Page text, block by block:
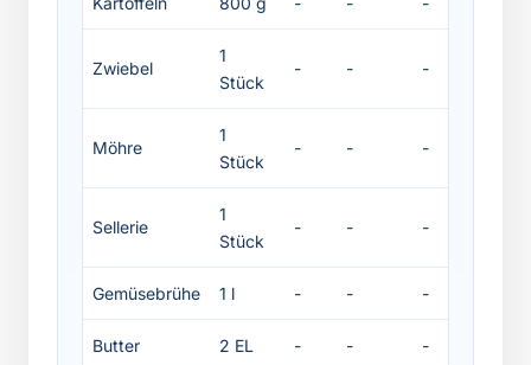
Zwiebel
1
Stück
- - -
Möhre
1
Stück
- - -
Sellerie
1
Stück
- - -
Gemüsebrühe 1 l - - -
Butter 2 EL - - -